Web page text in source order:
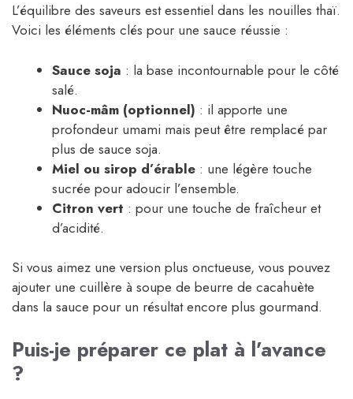
L’équilibre des saveurs est essentiel dans les nouilles thaï.
Voici les éléments clés pour une sauce réussie :
Sauce soja : la base incontournable pour le côté
salé.
Nuoc-mâm (optionnel) : il apporte une
profondeur umami mais peut être remplacé par
plus de sauce soja.
Miel ou sirop d’érable : une légère touche
sucrée pour adoucir l’ensemble.
Citron vert : pour une touche de fraîcheur et
d’acidité.
Si vous aimez une version plus onctueuse, vous pouvez
ajouter une cuillère à soupe de beurre de cacahuète
dans la sauce pour un résultat encore plus gourmand.
Puis-je préparer ce plat à l’avance
?